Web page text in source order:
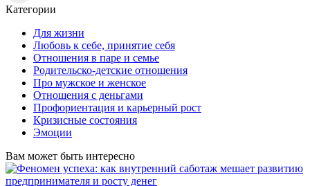
Категории
Для жизни
Любовь к себе, принятие себя
Отношения в паре и семье
Родительско-детские отношения
Про мужское и женское
Отношения с деньгами
Профориентация и карьерный рост
Кризисные состояния
Эмоции
Вам может быть интересно